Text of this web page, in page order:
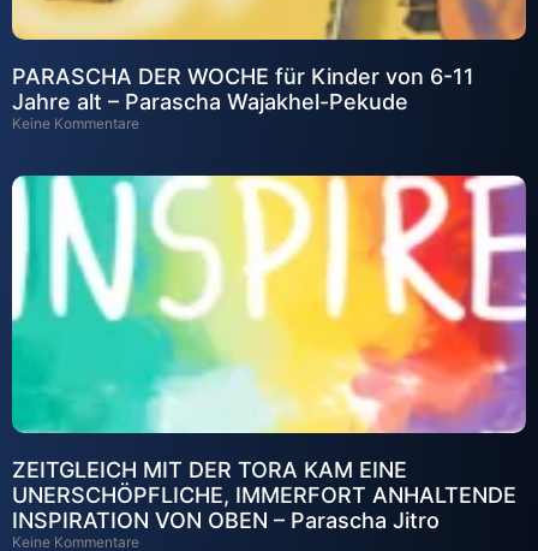
PARASCHA DER WOCHE für Kinder von 6-11
Jahre alt – Parascha Wajakhel-Pekude
Keine Kommentare
ZEITGLEICH MIT DER TORA KAM EINE
UNERSCHÖPFLICHE, IMMERFORT ANHALTENDE
INSPIRATION VON OBEN – Parascha Jitro
Keine Kommentare